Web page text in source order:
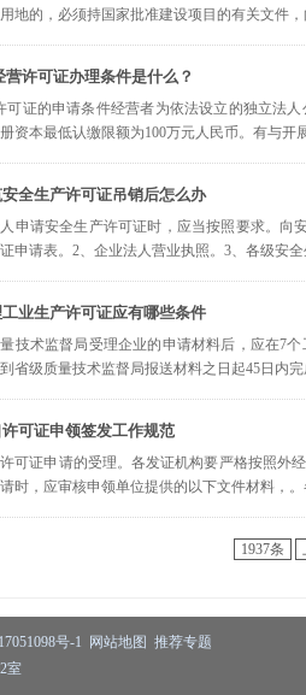
地的，必须持国家批准建设项目的有关文件
营许可证办理条件是什么？
可证的申请条件经营者为依法设立的独立法
资本最低认缴限额为100万元人民币。有与
全生产许可证吊销后怎么办
申请安全生产许可证时，应当按照要求。向
申请表。2、企业法人营业执照。3、各级安
工业生产许可证应有哪些条件
技术监督局受理企业的申请材料后，应在7
省级质量技术监督局报送材料之日起45日内
可证申领签发工作规范
可证申请的受理。各发证机构要严格按照外
时，应审核申领单位提供的以下文件材料，
1937条
号-1 网站地图 推荐专题
室